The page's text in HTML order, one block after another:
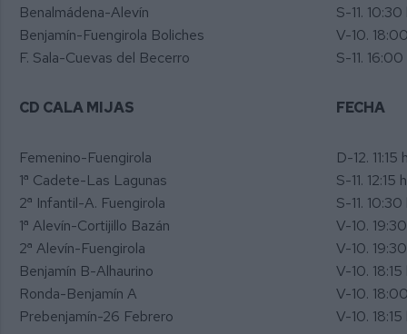
Benalmádena-Alevín
Benjamín-Fuengirola Boliches
F. Sala-Cuevas del Becerro
S-11. 10:30
V-10.
S-11. 16:00
CD CALA MIJAS FECHA
Femenino-Fuengirola
1ª Cadete-Las Lagunas
2ª Infantil-A. Fuengirola
1ª Alevín-Cortijillo Bazán
2ª Alevín-Fuengirola
Benjamín B-Alhaurino
Ronda-Benjamín A
Prebenjamín-26 Febrero
D-12. 11:15
S-11. 12:15
S-11. 10:30
V-10.
V-10.
V-10. 18:15
V-10.
V-10. 18:15